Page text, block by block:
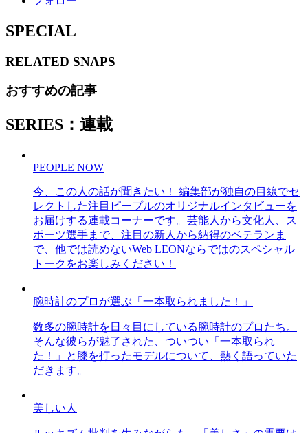
SPECIAL
RELATED SNAPS
おすすめの記事
SERIES：連載
PEOPLE NOW
今、この人の話が聞きたい！ 編集部が独自の目線でセ
レクトした注目ピープルのオリジナルインタビューを
お届けする連載コーナーです。芸能人から文化人、ス
ポーツ選手まで、注目の新人から納得のベテランま
で、他では読めないWeb LEONならではのスペシャル
トークをお楽しみください！
腕時計のプロが選ぶ「一本取られました！」
数多の腕時計を日々目にしている腕時計のプロたち。
そんな彼らが魅了された、ついつい「一本取られ
た！」と膝を打ったモデルについて、熱く語っていた
だきます。
美しい人